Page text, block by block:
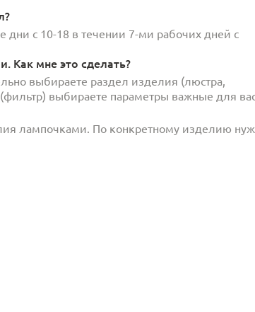
дни с 10-18 в течении 7-ми рабочих дней с
Как мне это сделать?
выбираете раздел изделия (люстра,
выбираете параметры важные для
лампочками. По конкретному изделию